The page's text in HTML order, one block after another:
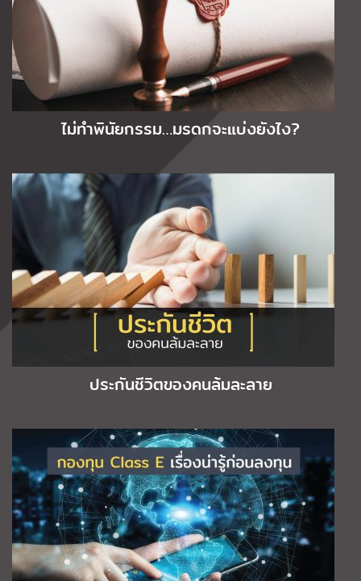
ไม่ทำพินัยกรรม…มรดกจะแบ่งยังไง?
ประกันชีวิตของคนล้มละลาย